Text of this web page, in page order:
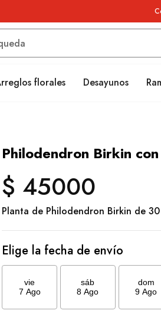
florales Desayunos
Philodendron Birkin
$ 45000
Planta de Philodendron Birkin de
Elige la fecha de envío
vie
7 Ago
sáb
8 Ago
dom
9 Ago